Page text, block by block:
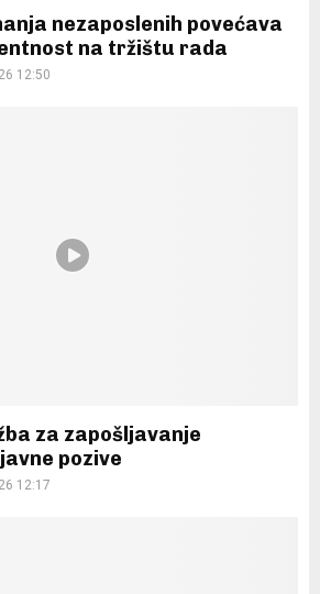
nezaposlenih povećava
na tržištu rada
12:50
za zapošljavanje
pozive
12:17